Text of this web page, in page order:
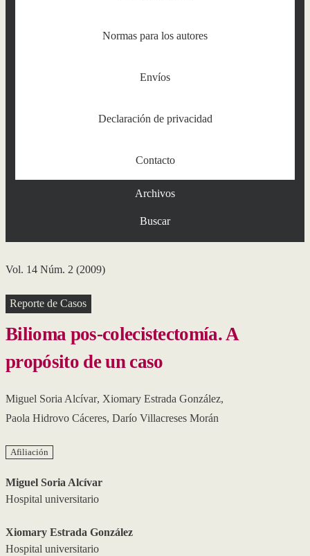
Normas para los autores
Envíos
Declaración de privacidad
Contacto
Archivos
Buscar
Vol. 14 Núm. 2 (2009)
Reporte de Casos
Bilioma pos-colecistectomía. A
propósito de un caso
Miguel Soria Alcívar, Xiomary Estrada González,
Paola Hidrovo Cáceres, Darío Villacreses Morán
Afiliación
Miguel Soria Alcívar
Hospital universitario
Xiomary Estrada González
Hospital universitario